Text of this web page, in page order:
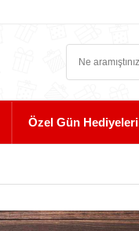
Özel Gün Hediyeleri